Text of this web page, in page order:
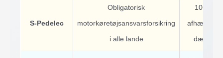
S-Pedelec
Obligatorisk
motorkøretøjsansvarsforsikring
i alle lande
100-300
afhængigt